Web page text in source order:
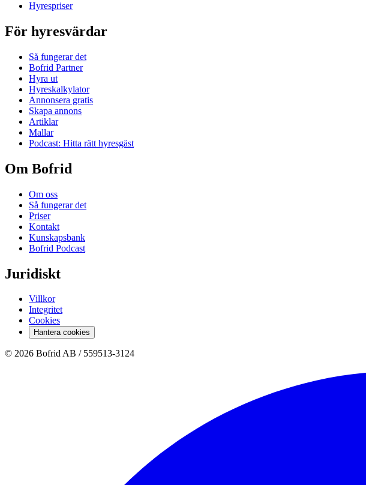
Hyrespriser
För hyresvärdar
Så fungerar det
Bofrid Partner
Hyra ut
Hyreskalkylator
Annonsera gratis
Skapa annons
Artiklar
Mallar
Podcast: Hitta rätt hyresgäst
Om Bofrid
Om oss
Så fungerar det
Priser
Kontakt
Kunskapsbank
Bofrid Podcast
Juridiskt
Villkor
Integritet
Cookies
Hantera cookies
© 2026 Bofrid AB / 559513-3124